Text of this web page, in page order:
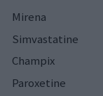
Mirena
Simvastatine
Champix
Paroxetine